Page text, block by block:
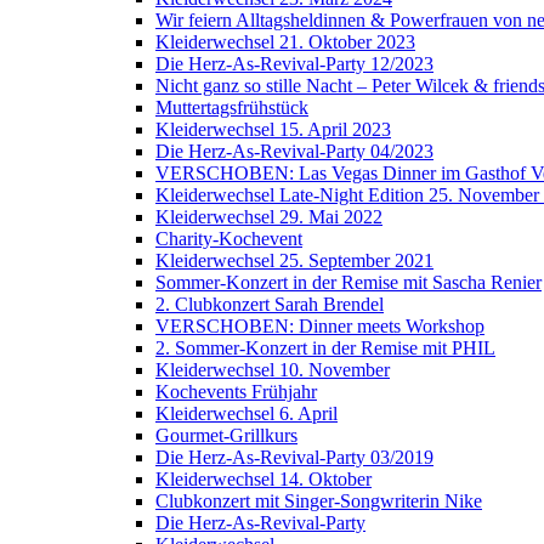
Wir feiern Alltagsheldinnen & Powerfrauen von
Kleiderwechsel 21. Oktober 2023
Die Herz-As-Revival-Party 12/2023
Nicht ganz so stille Nacht – Peter Wilcek & friends
Muttertagsfrühstück
Kleiderwechsel 15. April 2023
Die Herz-As-Revival-Party 04/2023
VERSCHOBEN: Las Vegas Dinner im Gasthof
Kleiderwechsel Late-Night Edition 25. November
Kleiderwechsel 29. Mai 2022
Charity-Kochevent
Kleiderwechsel 25. September 2021
Sommer-Konzert in der Remise mit Sascha Renier
2. Clubkonzert Sarah Brendel
VERSCHOBEN: Dinner meets Workshop
2. Sommer-Konzert in der Remise mit PHIL
Kleiderwechsel 10. November
Kochevents Frühjahr
Kleiderwechsel 6. April
Gourmet-Grillkurs
Die Herz-As-Revival-Party 03/2019
Kleiderwechsel 14. Oktober
Clubkonzert mit Singer-Songwriterin Nike
Die Herz-As-Revival-Party